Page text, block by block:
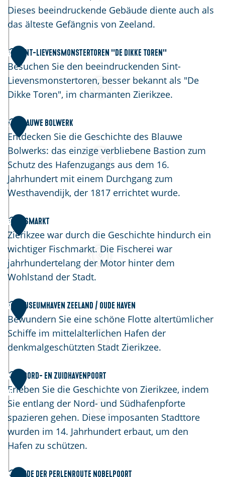
e
u
m
Z
i
e
r
i
k
z
e
e
Dieses beeindruckende Gebäude diente auch als
das älteste Gefängnis von Zeeland.
e
n
s
t
e
e
n
6 Sint-Lievensmonstertoren ''De Dikke Toren''
Besuchen Sie den beeindruckenden Sint-
Lievensmonstertoren, besser bekannt als "De
Dikke Toren", im charmanten Zierikzee.
S
i
n
t
-
L
i
e
v
e
n
s
m
o
n
s
t
e
r
t
o
r
e
n
'
'
D
e
D
i
k
7 Blauwe Bolwerk
Entdecken Sie die Geschichte des Blauwe
Bolwerks: das einzige verbliebene Bastion zum
Schutz des Hafenzugangs aus dem 16.
Jahrhundert mit einem Durchgang zum
Westhavendijk, der 1817 errichtet wurde.
B
l
a
u
w
e
B
o
l
w
e
r
k
8 Vismarkt
Zierikzee war durch die Geschichte hindurch ein
wichtiger Fischmarkt. Die Fischerei war
jahrhundertelang der Motor hinter dem
Wohlstand der Stadt.
V
i
s
m
a
r
k
t
9 Museumhaven Zeeland / Oude Haven
Bewundern Sie eine schöne Flotte altertümlicher
Schiffe im mittelalterlichen Hafen der
denkmalgeschützten Stadt Zierikzee.
M
u
s
e
u
m
h
a
v
e
n
Z
e
1
0
Noord- en Zuidhavenpoort
Erleben Sie die Geschichte von Zierikzee, indem
Sie entlang der Nord- und Südhafenpforte
spazieren gehen. Diese imposanten Stadttore
wurden im 14. Jahrhundert erbaut, um den
Hafen zu schützen.
N
o
o
r
d
-
e
n
1 Ende der Perlenroute Nobelpoort
E